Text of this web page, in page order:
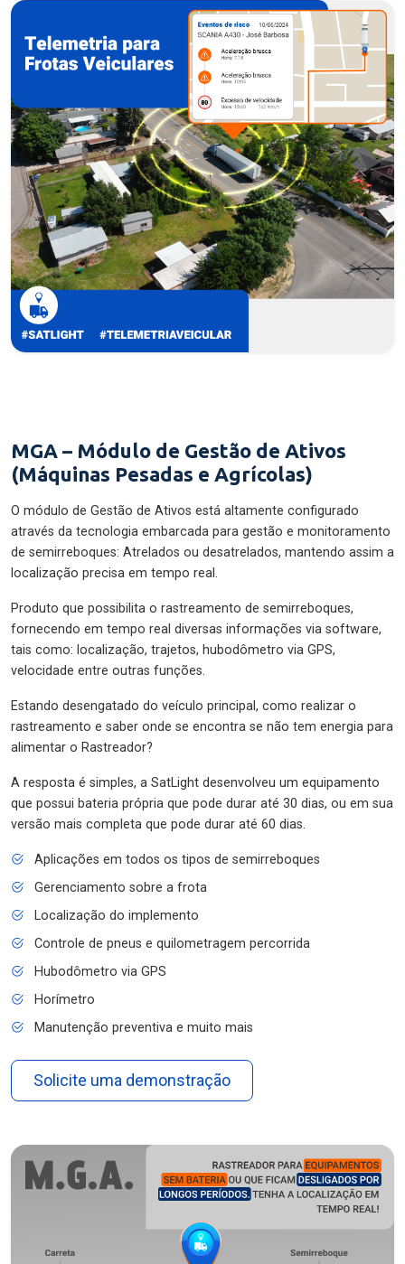
MGA – Módulo de Gestão de Ativos
(Máquinas Pesadas e Agrícolas)
O módulo de Gestão de Ativos está altamente configurado
através da tecnologia embarcada para gestão e monitoramento
de semirreboques: Atrelados ou desatrelados, mantendo assim a
localização precisa em tempo real.
Produto que possibilita o rastreamento de semirreboques,
fornecendo em tempo real diversas informações via software,
tais como: localização, trajetos, hubodômetro via GPS,
velocidade entre outras funções.
Estando desengatado do veículo principal, como realizar o
rastreamento e saber onde se encontra se não tem energia para
alimentar o Rastreador?
A resposta é simples, a SatLight desenvolveu um equipamento
que possui bateria própria que pode durar até 30 dias, ou em sua
versão mais completa que pode durar até 60 dias.
Aplicações em todos os tipos de semirreboques
Gerenciamento sobre a frota
Localização do implemento
Controle de pneus e quilometragem percorrida
Hubodômetro via GPS
Horímetro
Manutenção preventiva e muito mais
Solicite uma demonstração